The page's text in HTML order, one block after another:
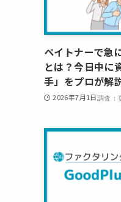
ペイトナーで急
とは？今日中に
手」をプロが解
2026年7月1日